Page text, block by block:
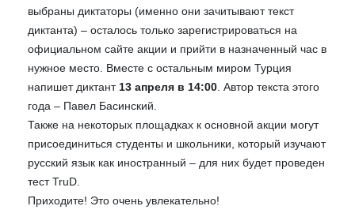
выбраны диктаторы (именно они зачитывают текст
диктанта) – осталось только зарегистрироваться на
официальном сайте акции и прийти в назначенный час в
нужное место. Вместе с остальным миром Турция
напишет диктант13 апреля в 14:00. Автор текста этого
года – Павел Басинский.
Также на некоторых площадках к основной акции могут
присоединиться студенты и школьники, который изучают
русский язык как иностранный – для них будет проведен
тест TruD.
Приходите! Это очень увлекательно!